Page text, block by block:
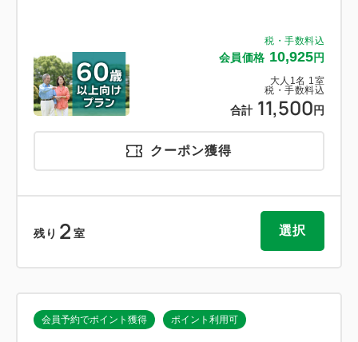
税・手数料込
会員価格 10,925円
大人 1 名 1 室
税・手数料込
合計 11,500 円
クーポン獲得
残り 2 室 選択
会員予約でポイント獲得 ポイント利用可